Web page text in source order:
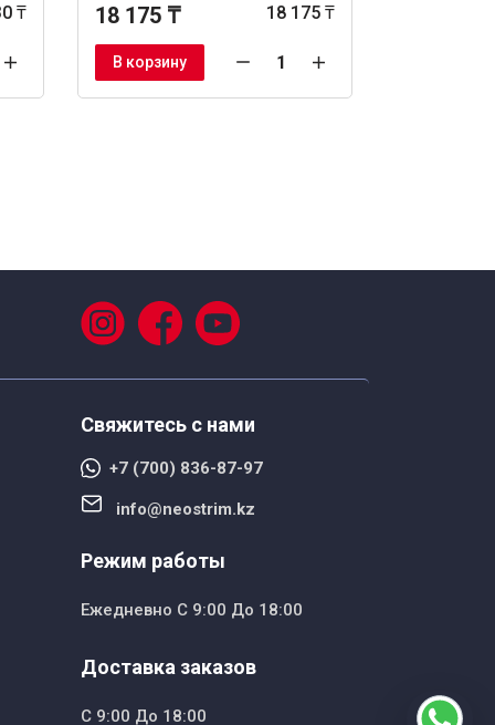
₸ 18 175 ₸ 18 175 ₸
В корзину
Свяжитесь с нами
+7 (700) 836-87-97
info@neostrim.kz
Режим работы
Ежедневно С 9:00 До 18:00
Доставка заказов
С 9:00 До 18:00